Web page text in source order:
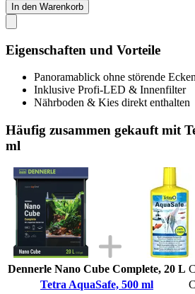
In den Warenkorb
Eigenschaften und Vorteile
Panoramablick ohne störende Ecken
Inklusive Profi-LED & Innenfilter
Nährboden & Kies direkt enthalten
Häufig zusammen gekauft mit
ml
Dennerle Nano Cube Complete, 20 L
Tetra AquaSafe, 500 ml